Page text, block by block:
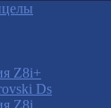
Z8i+
Ds
Z8i